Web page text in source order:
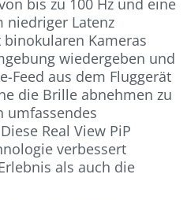
niedriger Latenz
Kameras
wiedergeben und
Feed aus dem Fluggerät
die Brille abnehmen zu
umfassendes
Real View PiP
verbessert
als auch die